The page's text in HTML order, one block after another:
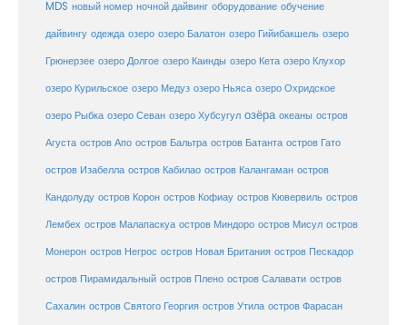
MDS новый номер ночной дайвинг оборудование обучение
дайвингу одежда озеро озеро Балатон озеро Гийибакшель озеро
Грюнерзее озеро Долгое озеро Каинды озеро Кета озеро Клухор
озеро Курильское озеро Медуз озеро Ньяса озеро Охридское
озеро Рыбка озеро Севан озеро Хубсугул озёра океаны остров
Агуста остров Апо остров Бальтра остров Батанта остров Гато
остров Изабелла остров Кабилао остров Калангаман остров
Кандолуду остров Корон остров Кофиау остров Кювервиль остров
Лембех остров Малапаскуа остров Миндоро остров Мисул остров
Монерон остров Негрос остров Новая Британия остров Пескадор
остров Пирамидальный остров Плено остров Салавати остров
Сахалин остров Святого Георгия остров Утила остров Фарасан